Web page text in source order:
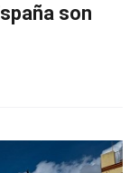
son